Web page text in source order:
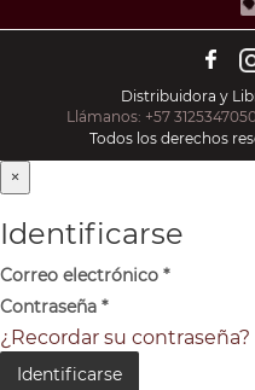
Distribuidora y
Llámanos: +57
Todos los derechos
×
Identificarse
Correo electrónico *
Contraseña *
¿Recordar su contraseña?
Identificarse